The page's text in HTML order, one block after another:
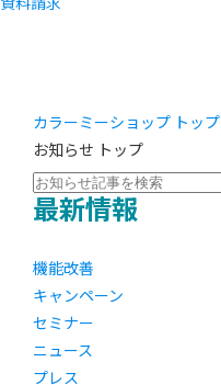
カラーミーショップ トップ
お知らせ トップ
最新情報
機能改善
キャンペーン
セミナー
ニュース
プレス